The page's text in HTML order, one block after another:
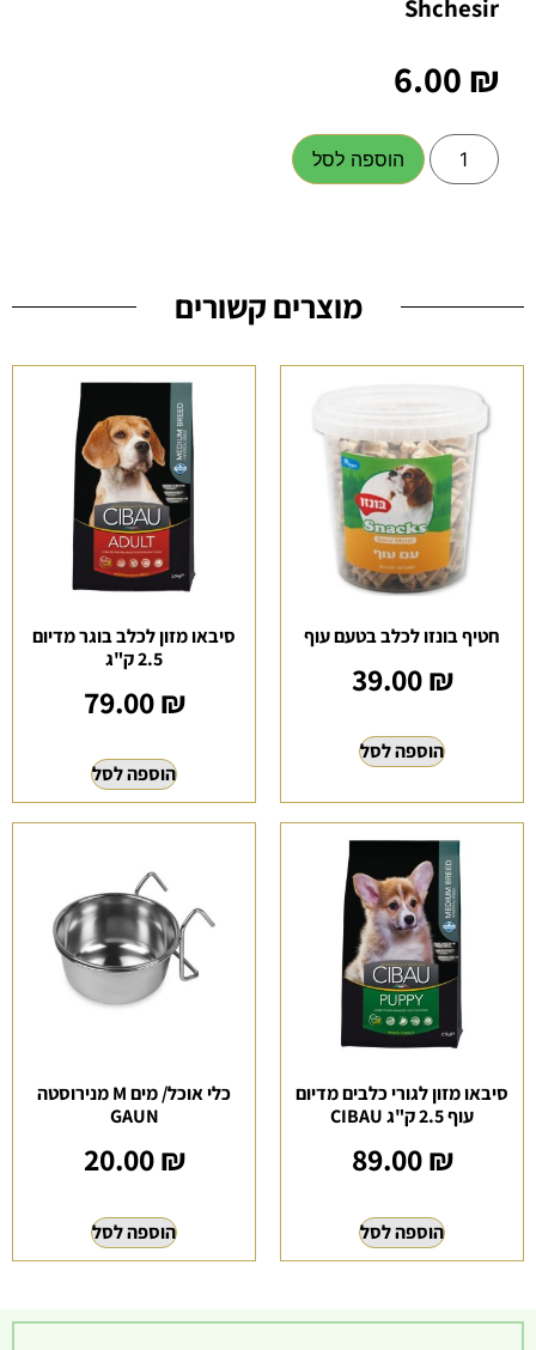
Shchesir
6.00 ₪
הוספה לסל
מוצרים קשורים
חטיף בונזו לכלב בטעם עוף
39.00₪
הוספה לסל
סיבאו מזון לכלב בוגר מדיום
2.5 ק"ג
79.00₪
הוספה לסל
סיבאו מזון לגורי כלבים מדיום
עוף 2.5 ק"ג CIBAU
89.00₪
הוספה לסל
כלי אוכל/ מים M מנירוסטה
GAUN
20.00₪
הוספה לסל